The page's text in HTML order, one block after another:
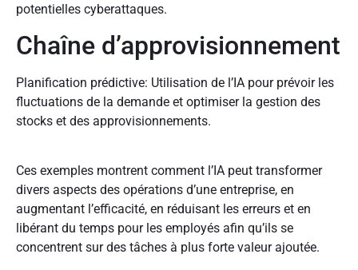
potentielles cyberattaques.
Chaîne d’approvisionnement
Planification prédictive: Utilisation de l’IA pour prévoir les
fluctuations de la demande et optimiser la gestion des
stocks et des approvisionnements.
Ces exemples montrent comment l’IA peut transformer
divers aspects des opérations d’une entreprise, en
augmentant l’efficacité, en réduisant les erreurs et en
libérant du temps pour les employés afin qu’ils se
concentrent sur des tâches à plus forte valeur ajoutée.